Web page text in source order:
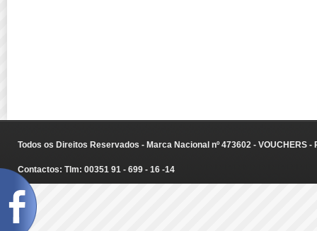
Todos os Direitos Reservados - Marca Nacional nº 473602 - VOUCHERS
Contactos: Tlm: 00351 91 - 699 - 16 -14